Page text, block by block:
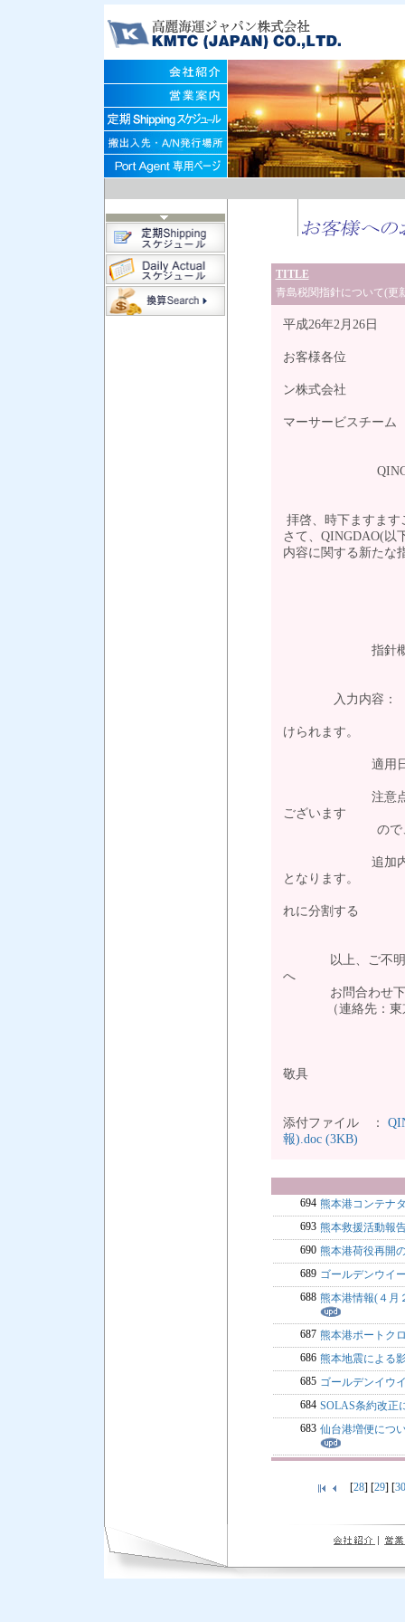
TITLE
青島税関指針について(更
平成26年2月26日
お客様各位
ン株
マーサービスチーム
QINGDAO(青
拝啓、時下ますま
さて、QINGDAO(以
内容に関する新たな
指針概要： マ
入力内容： 荷受
けられます。
適用日 ： ２
注意点 ： 記載
ございます
ので、ご注意
追加内容 ：1B/
となります。
れに分割する
以上、ご不明な
へ
お問合わせ下
（連絡先：東京
敬具
添付ファイル ：
報).doc (3KB)
694 熊本港コンテナ
693 熊本救援活動
690 熊本港荷役再開
689 ゴールデンウイ
688 熊本港情報(４月
687 熊本港ポートク
686 熊本地震による
685 ゴールデンイウ
684 SOLAS条約改正
683 仙台港増便につ
[28] [29] [30